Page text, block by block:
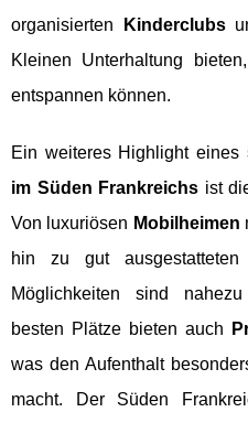
organisierten
Kinderclubs
Kleinen Unterhaltung
entspannen können.
Ein weiteres Highlight eines
im Süden Frankreichs ist
Von luxuriösen Mobilheimen
hin zu gut
Möglichkeiten sind
besten Plätze bieten auch
was den Aufenthalt
macht. Der Süden